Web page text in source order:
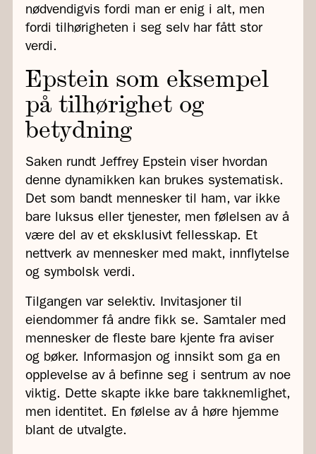
nødvendigvis fordi man er enig i alt, men
fordi tilhørigheten i seg selv har fått stor
verdi.
Epstein som eksempel
på tilhørighet og
betydning
Saken rundt Jeffrey Epstein viser hvordan
denne dynamikken kan brukes systematisk.
Det som bandt mennesker til ham, var ikke
bare luksus eller tjenester, men følelsen av å
være del av et eksklusivt fellesskap. Et
nettverk av mennesker med makt, innflytelse
og symbolsk verdi.
Tilgangen var selektiv. Invitasjoner til
eiendommer få andre fikk se. Samtaler med
mennesker de fleste bare kjente fra aviser
og bøker. Informasjon og innsikt som ga en
opplevelse av å befinne seg i sentrum av noe
viktig. Dette skapte ikke bare takknemlighet,
men identitet. En følelse av å høre hjemme
blant de utvalgte.